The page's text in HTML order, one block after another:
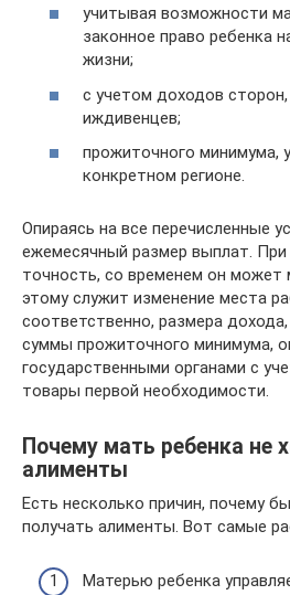
учитывая возможности
законное право ребенка
жизни;
с учетом доходов сторон,
иждивенцев;
прожиточного минимума,
конкретном регионе.
Опираясь на все перечисленные
ежемесячный размер выплат. При
точность, со временем он может
этому служит изменение места
соответственно, размера
суммы прожиточного минимума,
государственными органами с
товары первой необходимости.
Почему мать ребенка не
алименты
Есть несколько причин, почему
получать алименты. Вот самые
Матерью ребенка